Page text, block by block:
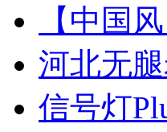
【中国
河北无
信号灯